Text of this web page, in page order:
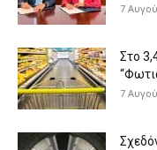
7
Στο
7